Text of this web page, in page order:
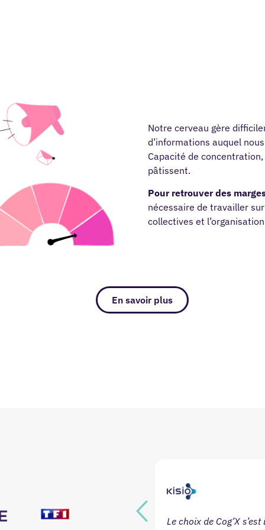
Notre cerveau gère
d’informations auquel
Capacité de
pâtissent.
Pour retrouver des
nécessaire de travailler
collectives et
En savoir plus
Le choix de Cog’X